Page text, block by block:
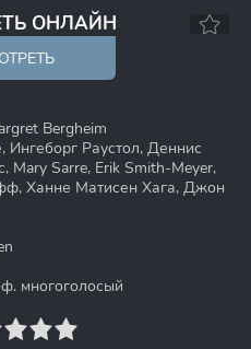
ОНЛАЙН
Bergheim
Ингеборг Раустол, Деннис
Mary Sarre, Erik Smith-Meyer,
Ханне Матисен Хага, Джон
многоголосый